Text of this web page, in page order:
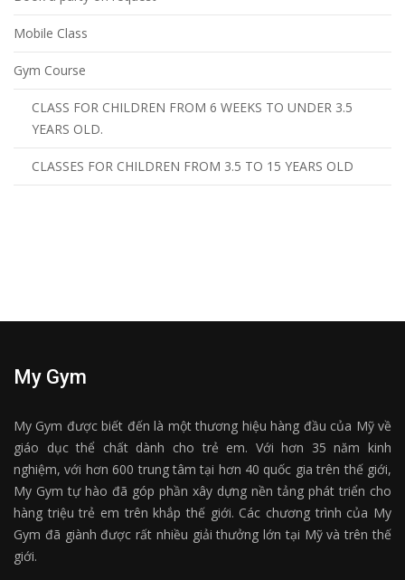
Mobile Class
Gym Course
CLASS FOR CHILDREN FROM 6 WEEKS TO UNDER 3.5
YEARS OLD.
CLASSES FOR CHILDREN FROM 3.5 TO 15 YEARS OLD
My Gym
My Gym được biết đến là một thương hiệu hàng đầu của Mỹ về
giáo dục thể chất dành cho trẻ em. Với hơn 35 năm kinh
nghiệm, với hơn 600 trung tâm tại hơn 40 quốc gia trên thế giới,
My Gym tự hào đã góp phần xây dựng nền tảng phát triển cho
hàng triệu trẻ em trên khắp thế giới. Các chương trình của My
Gym đã giành được rất nhiều giải thưởng lớn tại Mỹ và trên thế
giới.